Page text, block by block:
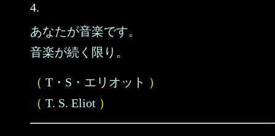
4.
あなたが音楽です。
音楽が続く限り。
（ T・S・エリオット ）
（ T. S. Eliot ）